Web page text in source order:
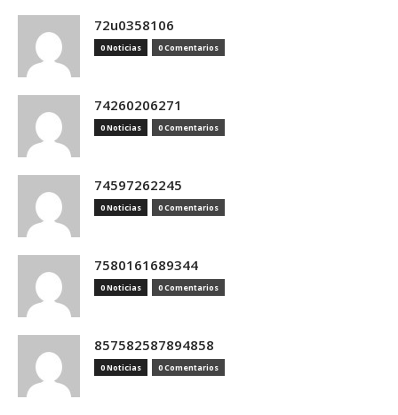
72u0358106
0 Noticias 0 Comentarios
74260206271
0 Noticias 0 Comentarios
74597262245
0 Noticias 0 Comentarios
7580161689344
0 Noticias 0 Comentarios
857582587894858
0 Noticias 0 Comentarios